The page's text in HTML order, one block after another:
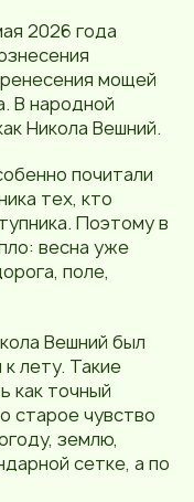
2026 года
мощей
В народной
Никола Вешний.
почитали
тех, кто
Поэтому в
весна уже
поле,
Вешний был
лету. Такие
как точный
старое чувство
землю,
сетке, а по